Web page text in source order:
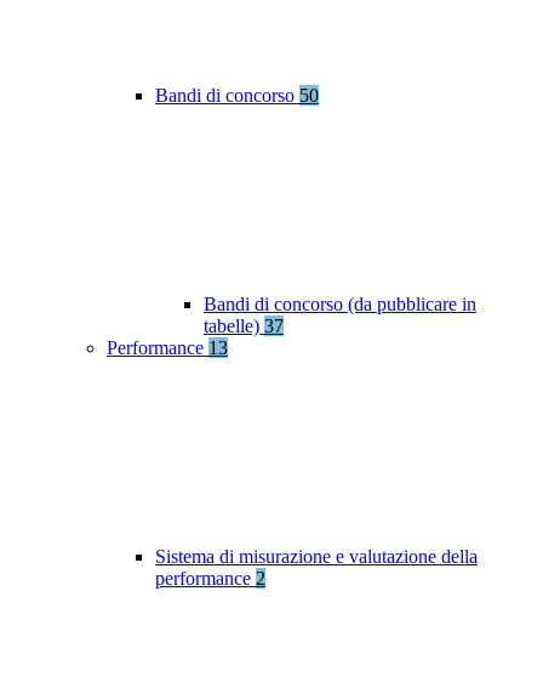
Bandi di concorso 50
Bandi di concorso (da pubblicare in
tabelle) 37
Performance 13
Sistema di misurazione e valutazione della
performance 2